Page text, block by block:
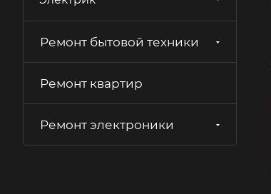
Измельчитель отходов
Водоочистка
Писсуар
Байпас
Санфаянс
Ремонт бытовой техники
Ремонт квартир
Ремонт электроники